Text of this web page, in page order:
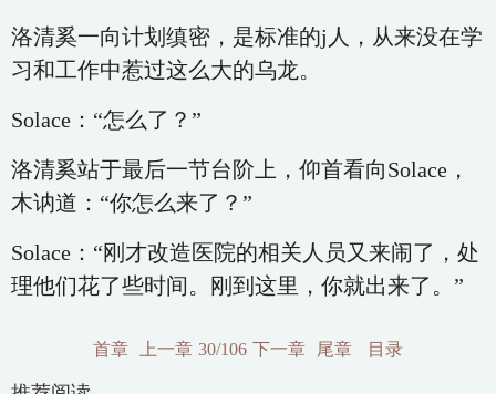
洛清奚一向计划缜密，是标准的j人，从来没在学
习和工作中惹过这么大的乌龙。
Solace：“怎么了？”
洛清奚站于最后一节台阶上，仰首看向Solace，
木讷道：“你怎么来了？”
Solace：“刚才改造医院的相关人员又来闹了，处
理他们花了些时间。刚到这里，你就出来了。”
首章 上一章 30/106 下一章 尾章 目录